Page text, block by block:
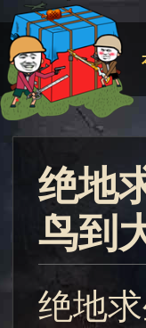
绝地
鸟到
绝地